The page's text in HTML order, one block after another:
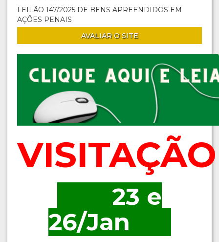
LEILÃO 147/2025 DE BENS APREENDIDOS EM
AÇÕES PENAIS
AVALIAR O SITE
VISITAÇÃO
23 e
26/Jan